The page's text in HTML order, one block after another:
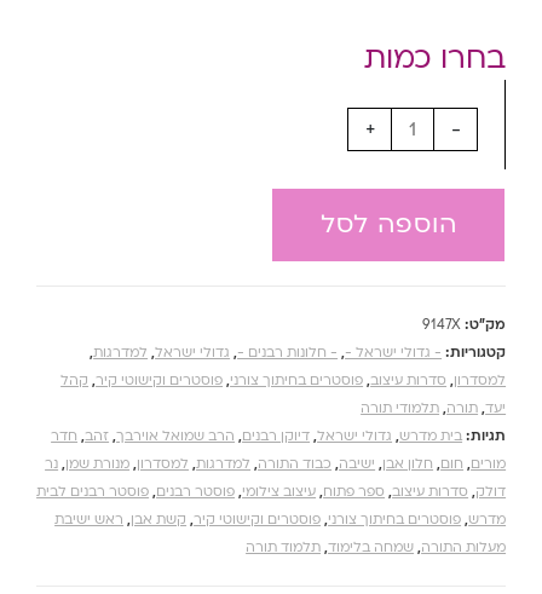
-
+
הוספה לסל
מק"ט: 9147X
קטגוריות: - גדולי ישראל -, - חלונות רבנים -, גדולי ישראל, למדרגות,
למסדרון, סדרות עיצוב, פוסטרים בחיתוך צורני, פוסטרים וקישוטי קיר, קהל
יעד, תורה, תלמודי תורה
תגיות: בית מדרש, גדולי ישראל, דיוקן רבנים, הרב שמואל אוירבך, זהב, חדר
מורים, חום, חלון אבן, ישיבה, כבוד התורה, למדרגות, למסדרון, מנורת שמן, נר
דולק, סדרות עיצוב, ספר פתוח, עיצוב צילומי, פוסטר רבנים, פוסטר רבנים לבית
מדרש, פוסטרים בחיתוך צורני, פוסטרים וקישוטי קיר, קשת אבן, ראש ישיבת
מעלות התורה, שמחה בלימוד, תלמוד תורה